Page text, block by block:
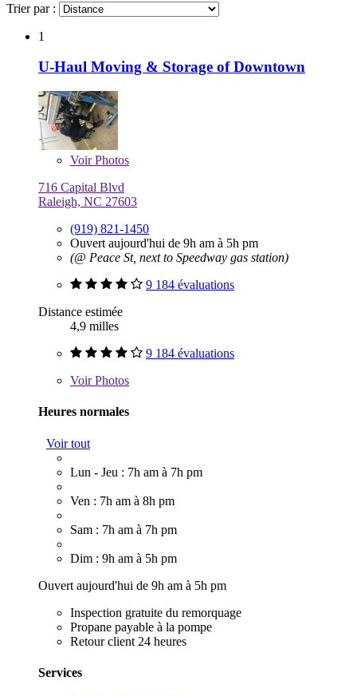
Trier par :
1
U-Haul Moving & Storage of Downtown
VoirPhotos
716 Capital Blvd
Raleigh, NC 27603
(919) 821-1450
Ouvert aujourd'hui de 9h am à 5h pm
(@ Peace St, next to Speedway gas station)
9 184 évaluations
Distance estimée
4,9 milles
9 184 évaluations
VoirPhotos
Heures normales
Voir tout
Lun - Jeu : 7h am à 7h pm
Ven : 7h am à 8h pm
Sam : 7h am à 7h pm
Dim : 9h am à 5h pm
Ouvert aujourd'hui de 9h am à 5h pm
Inspection gratuite du remorquage
Propane payable à la pompe
Retour client 24 heures
Services